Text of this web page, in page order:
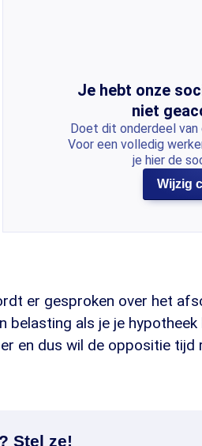
Je hebt onze
niet
Doet dit onderdeel
Voor een volledig
je hier de
Wijzig
er gesproken over het
belasting als je je
en dus wil de oppositie
Stel ze!